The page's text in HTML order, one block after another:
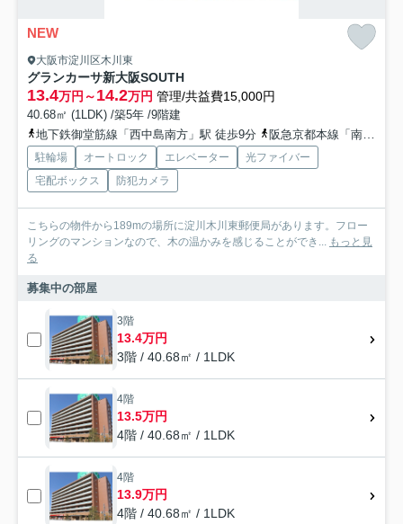
NEW
大阪市淀川区木川東
グランカーサ新大阪SOUTH
13.4万円～14.2万円 管理/共益費15,000円
40.68㎡ (1LDK) /築5年 /9階建
地下鉄御堂筋線「西中島南方」駅 徒歩9分
阪急京都本線「南方」駅 徒歩12分
駐輪場 オートロック エレベーター
光ファイバー
宅配ボックス
防犯カメラ
こちらの物件から189mの場所に淀川木川東郵便局があります。フロー
リングのマンションなので、木の温かみを感じることができ... もっと見
る
募集中の部屋
3階
13.4万円
3階 / 40.68㎡ / 1LDK
4階
13.5万円
4階 / 40.68㎡ / 1LDK
4階
13.9万円
4階 / 40.68㎡ / 1LDK